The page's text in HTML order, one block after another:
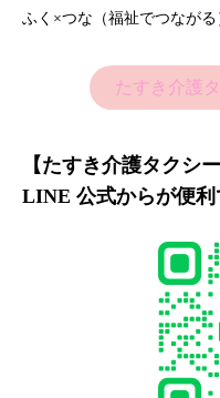
ふく×つな（福祉でつな
たすき介護
【たすき介護タク
LINE 公式からが便利